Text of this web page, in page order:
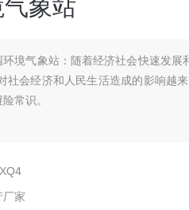
象站
环境气象站：随着经济社会快速发
社会经济和人民生活造成的影响越
常识。
厂家